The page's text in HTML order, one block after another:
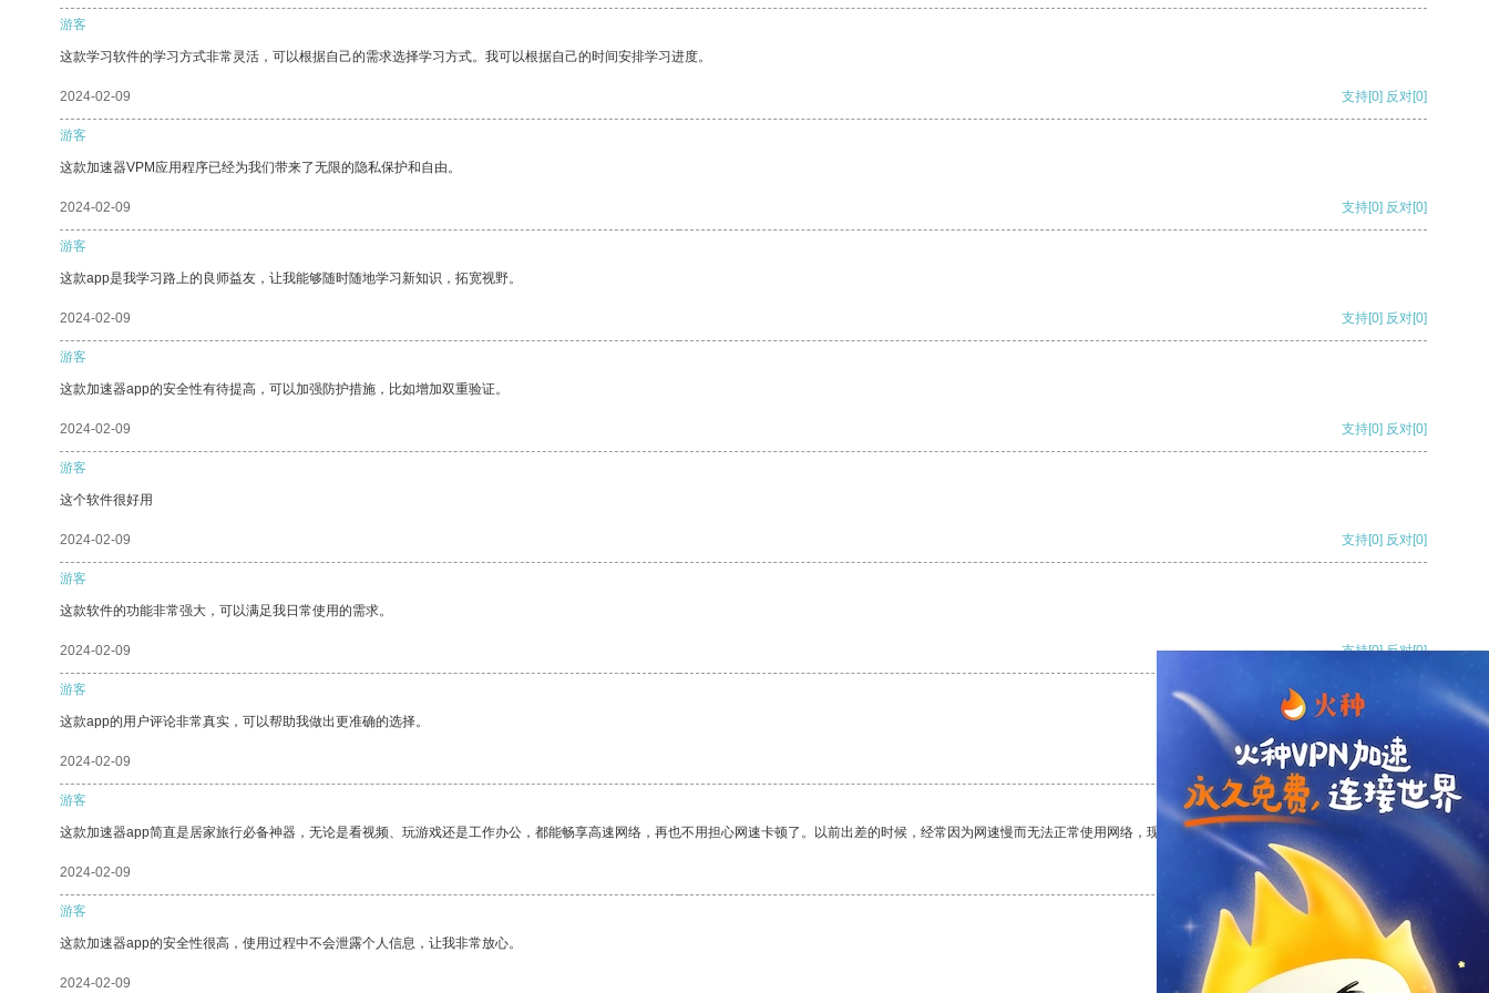
游客
这款学习软件的学习方式非常灵活，可以根据自己的需求选择学习方式。我可以根据自己的时间安排学习进度。
2024-02-09 支持[0] 反对[0]
游客
这款加速器VPM应用程序已经为我们带来了无限的隐私保护和自由。
2024-02-09 支持[0] 反对[0]
游客
这款app是我学习路上的良师益友，让我能够随时随地学习新知识，拓宽视野。
2024-02-09 支持[0] 反对[0]
游客
这款加速器app的安全性有待提高，可以加强防护措施，比如增加双重验证。
2024-02-09 支持[0] 反对[0]
游客
这个软件很好用
2024-02-09 支持[0] 反对[0]
游客
这款软件的功能非常强大，可以满足我日常使用的需求。
2024-02-09 支持[0] 反对[0]
游客
这款app的用户评论非常真实，可以帮助我做出更准确的选择。
2024-02-09 支持[0] 反对
游客
这款加速器app简直是居家旅行必备神器，无论是看视频、玩游戏还是工作办公，都能畅享高速网络，再也不用担心网速卡顿了。以前出差的时候，经常因为网速慢而无法正常使用网络，现在有了这个app，我再也不用担心了。
2024-02-09 支持
游客
这款加速器app的安全性很高，使用过程中不会泄露个人信息，让我非常放心。
2024-02-09 支持 反对 [0]